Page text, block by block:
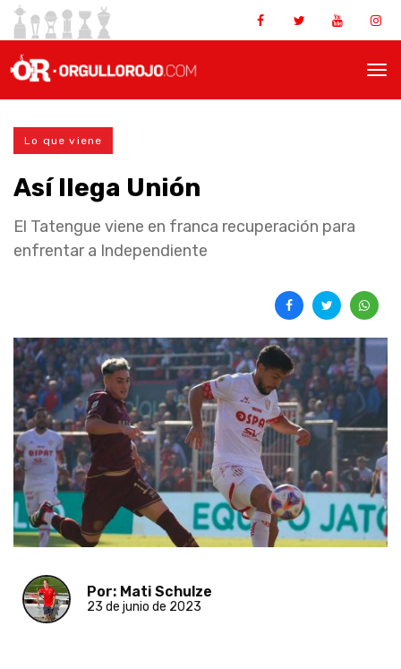
Lo que viene
Así llega Unión
El Tatengue viene en franca recuperación para
enfrentar a Independiente
Por: Mati Schulze
23 de junio de 2023